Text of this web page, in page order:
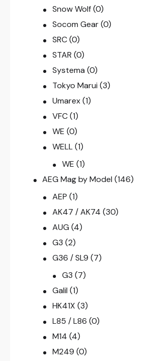
Snow Wolf (0)
Socom Gear (0)
SRC (0)
STAR (0)
Systema (0)
Tokyo Marui (3)
Umarex (1)
VFC (1)
WE (0)
WELL (1)
WE (1)
AEG Mag by Model (146)
AEP (1)
AK47 / AK74 (30)
AUG (4)
G3 (2)
G36 / SL9 (7)
G3 (7)
Galil (1)
HK41X (3)
L85 / L86 (0)
M14 (4)
M249 (0)